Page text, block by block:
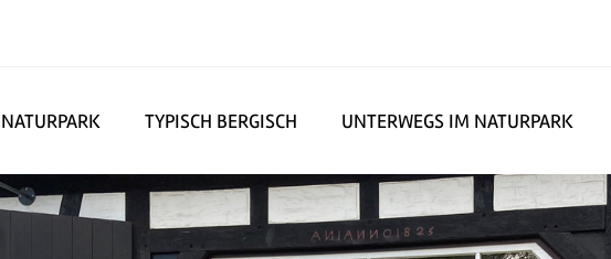
TYPISCH BERGISCH UNTERWEGS IM NATURPARK